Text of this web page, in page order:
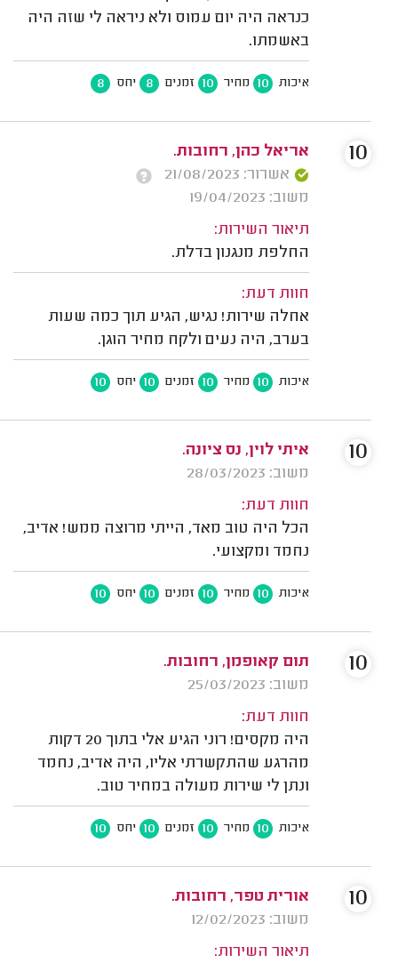
כנראה היה יום עמוס ולא ניראה לי שזה היה
באשמתו.
איכות 10 מחיר 10 זמנים 8 יחס 8
אריאל כהן, רחובות.
אשרור: 21/08/2023
משוב: 19/04/2023
תיאור השירות:
החלפת מנגנון בדלת.
חוות דעת:
אחלה שירות! נגיש, הגיע תוך כמה שעות
בערב, היה נעים ולקח מחיר הוגן.
איכות 10 מחיר 10 זמנים 10 יחס 10
10
איתי לוין, נס ציונה.
משוב: 28/03/2023
חוות דעת:
הכל היה טוב מאד, הייתי מרוצה ממש! אדיב,
נחמד ומקצועי.
איכות 10 מחיר 10 זמנים 10 יחס 10
10
תום קאופמן, רחובות.
משוב: 25/03/2023
חוות דעת:
היה מקסים! רוני הגיע אלי בתוך 20 דקות
מהרגע שהתקשרתי אליו, היה אדיב, נחמד
ונתן לי שירות מעולה במחיר טוב.
איכות 10 מחיר 10 זמנים 10 יחס 10
10
אורית טפר, רחובות.
משוב: 12/02/2023
תיאור השירות:
10